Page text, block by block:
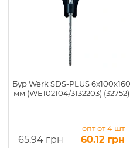
Бур Werk SDS-PLUS 6x100x160
мм (WE102104/3132203) (32752)
65.94 грн
опт от 4 шт
60.12 грн